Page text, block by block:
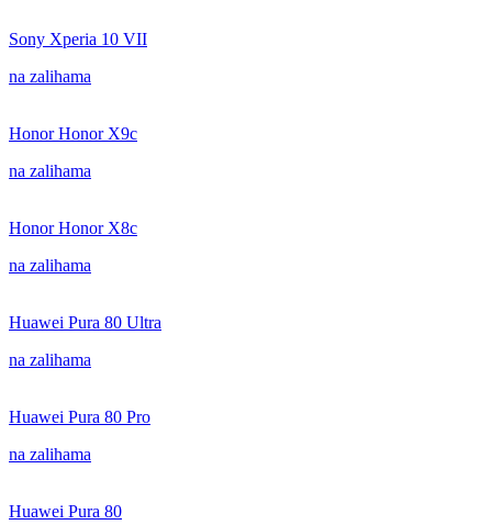
Sony Xperia 10 VII
na zalihama
Honor Honor X9c
na zalihama
Honor Honor X8c
na zalihama
Huawei Pura 80 Ultra
na zalihama
Huawei Pura 80 Pro
na zalihama
Huawei Pura 80